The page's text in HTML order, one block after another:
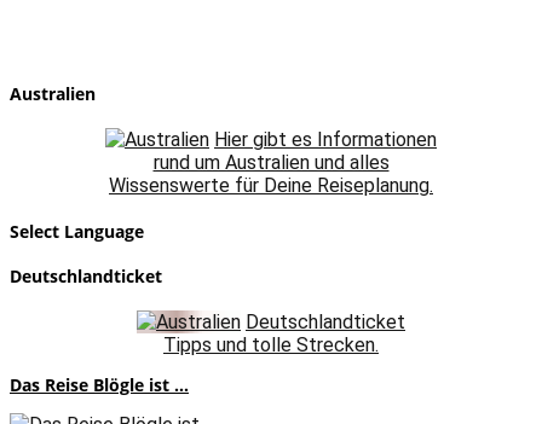
Australien
Hier gibt es Informationen
rund um Australien und alles
Wissenswerte für Deine Reiseplanung.
Select Language
Deutschlandticket
Deutschlandticket
Tipps und tolle Strecken.
Das Reise Blögle ist ...